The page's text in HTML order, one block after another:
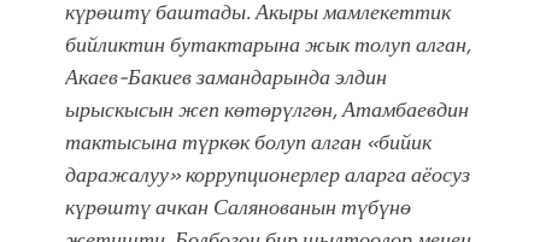
күрөштү баштады. Акыры мамлекеттик
бийликтин бутактарына жык толуп алган,
Акаев-Бакиев замандарында элдин
ырыскысын жеп көтөрүлгөн, Атамбаевдин
тактысына түркөк болуп алган «бийик
даражалуу» коррупционерлер аларга аёосуз
күрөштү ачкан Салянованын түбүнө